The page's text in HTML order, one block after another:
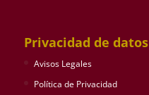
Privacidad de datos
Avisos Legales
Política de Privacidad